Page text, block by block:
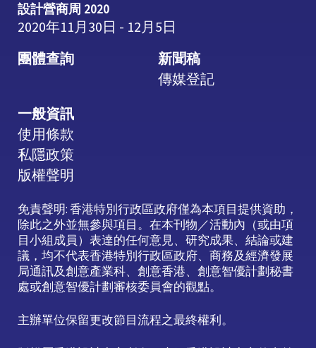
設計營商周 2020
2020年11月30日 - 12月5日
團體查詢
新聞稿
傳媒登記
一般資訊
使用條款
私隱政策
版權聲明
免責聲明: 香港特別行政區政府僅為本項目提供資助，
除此之外並無參與項目。在本刊物／活動內（或由項
目小組成員）表達的任何意見、研究成果、結論或建
議，均不代表香港特別行政區政府、商務及經濟發展
局通訊及創意產業科、創意香港、創意智優計劃秘書
處或創意智優計劃審核委員會的觀點。
主辦單位保留更改節目流程之最終權利。